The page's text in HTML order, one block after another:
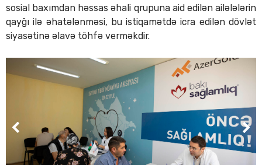
sosial baxımdan həssas əhali qrupuna aid edilən ailələlərin
qayğı ilə əhatələnməsi, bu istiqamətdə icra edilən dövlət
siyasətinə əlavə töhfə verməkdir.